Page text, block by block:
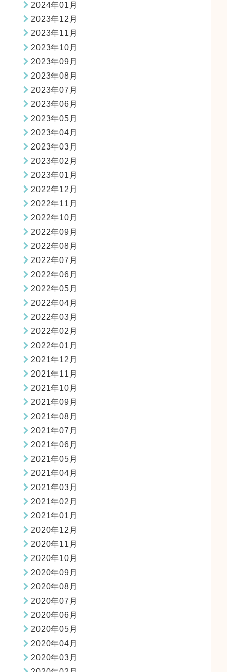
2024年01月
2023年12月
2023年11月
2023年10月
2023年09月
2023年08月
2023年07月
2023年06月
2023年05月
2023年04月
2023年03月
2023年02月
2023年01月
2022年12月
2022年11月
2022年10月
2022年09月
2022年08月
2022年07月
2022年06月
2022年05月
2022年04月
2022年03月
2022年02月
2022年01月
2021年12月
2021年11月
2021年10月
2021年09月
2021年08月
2021年07月
2021年06月
2021年05月
2021年04月
2021年03月
2021年02月
2021年01月
2020年12月
2020年11月
2020年10月
2020年09月
2020年08月
2020年07月
2020年06月
2020年05月
2020年04月
2020年03月